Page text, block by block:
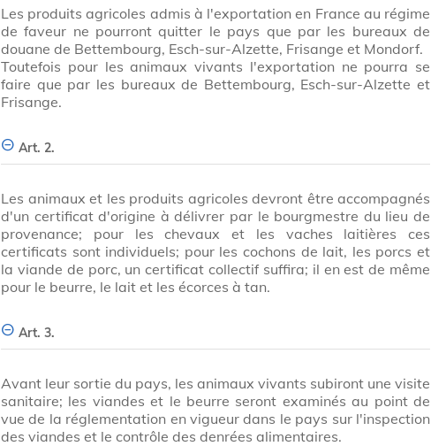
Les produits agricoles admis à l'exportation en France au régime
de faveur ne pourront quitter le pays que par les bureaux de
douane de Bettembourg, Esch-sur-Alzette, Frisange et Mondorf.
Toutefois pour les animaux vivants l'exportation ne pourra se
faire que par les bureaux de Bettembourg, Esch-sur-Alzette et
Frisange.
Art. 2.
Les animaux et les produits agricoles devront être accompagnés
d'un certificat d'origine à délivrer par le bourgmestre du lieu de
provenance; pour les chevaux et les vaches laitières ces
certificats sont individuels; pour les cochons de lait, les porcs et
la viande de porc, un certificat collectif suffira; il en est de même
pour le beurre, le lait et les écorces à tan.
Art. 3.
Avant leur sortie du pays, les animaux vivants subiront une visite
sanitaire; les viandes et le beurre seront examinés au point de
vue de la réglementation en vigueur dans le pays sur l'inspection
des viandes et le contrôle des denrées alimentaires.